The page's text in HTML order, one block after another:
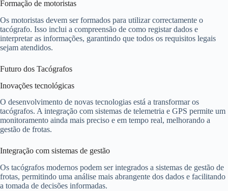
Formação de motoristas
Os motoristas devem ser formados para utilizar correctamente o
tacógrafo. Isso inclui a compreensão de como registar dados e
interpretar as informações, garantindo que todos os requisitos legais
sejam atendidos.
Futuro dos Tacógrafos
Inovações tecnológicas
O desenvolvimento de novas tecnologias está a transformar os
tacógrafos. A integração com sistemas de telemetria e GPS permite um
monitoramento ainda mais preciso e em tempo real, melhorando a
gestão de frotas.
Integração com sistemas de gestão
Os tacógrafos modernos podem ser integrados a sistemas de gestão de
frotas, permitindo uma análise mais abrangente dos dados e facilitando
a tomada de decisões informadas.